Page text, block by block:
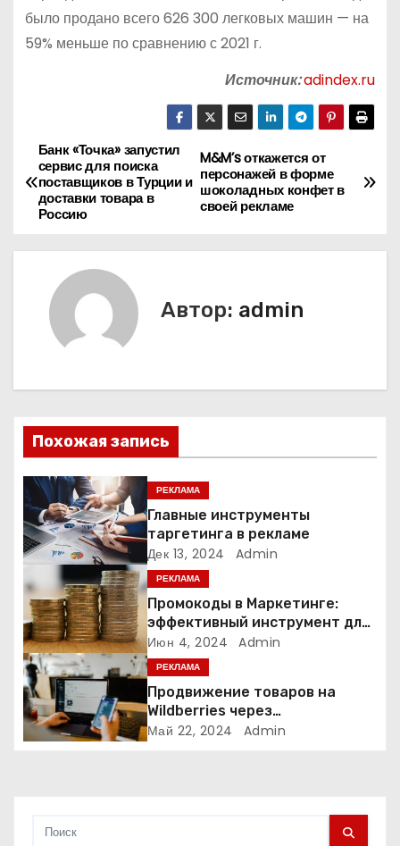
было продано всего 626 300 легковых машин — на
59% меньше по сравнению с 2021 г.
Источник:adindex.ru
Н
а
ц
и
я
п
о
з
а
п
и
с
M&M’s откажется от
персонажей в форме
шоколадных конфет в
своей рекламе
Банк «Точка» запустил
сервис для поиска
поставщиков в Турции и
доставки товара в
Россию
Автор: admin
Похожая запись
РЕКЛАМА
Главные инструменты
таргетинга в рекламе
Дек 13, 2024 Admin
РЕКЛАМА
Промокоды в Маркетинге:
эффективный инструмент для
увеличения продаж и
привлечения клиентов
Июн 4, 2024 Admin
РЕКЛАМА
Продвижение товаров на
Wildberries через
Яндекс.Директ в 2024 году:
Май 22, 2024 Admin